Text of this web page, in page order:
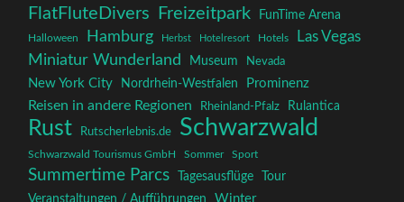
FlatFluteDivers Freizeitpark FunTime Arena
Halloween Hamburg Herbst Hotelresort Hotels
Las Vegas
Miniatur Wunderland
Museum Nevada
New York City Nordrhein-Westfalen Prominenz
Reisen in andere Regionen Rheinland-Pfalz Rulantica
Rust Rutscherlebnis.de Schwarzwald
Schwarzwald Tourismus GmbH Sommer Sport
Summertime Parcs Tagesausflüge
Tour
Veranstaltungen / Aufführungen
Winter